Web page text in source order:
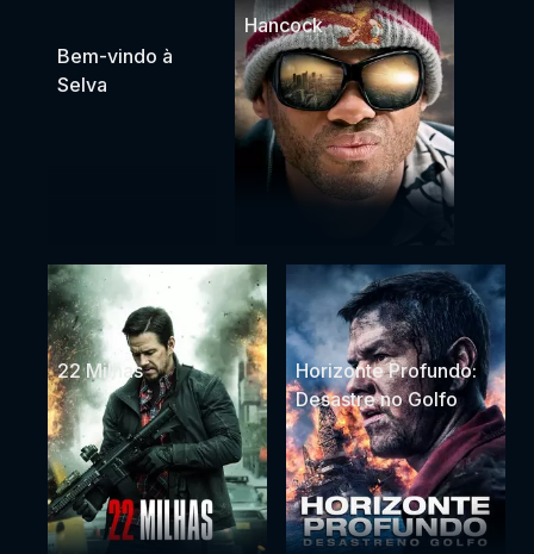
Bem-vindo à
Selva
Hancock
22 Milhas
Horizonte Profundo:
Desastre no Golfo